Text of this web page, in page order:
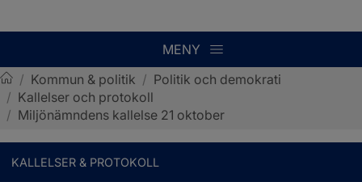
MENY
Sotenäs kommun
/ Kommun & politik / Politik och demokrati
/ Kallelser och protokoll
/ Miljönämndens kallelse 21 oktober
KALLELSER & PROTOKOLL